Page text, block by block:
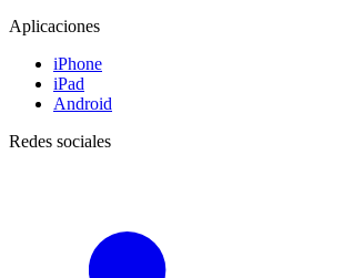
Aplicaciones
iPhone
iPad
Android
Redes sociales